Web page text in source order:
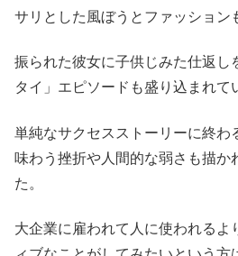
サリとした風ぼうとファッション
振られた彼女に子供じみた仕返し
タイ」エピソードも盛り込まれて
単純なサクセスストーリーに終わ
味わう挫折や人間的な弱さも描か
た。
大企業に雇われて人に使われるよ